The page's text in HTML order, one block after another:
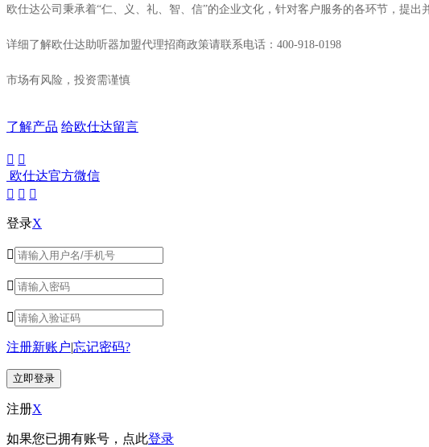
欧仕达公司秉承着“仁、义、礼、智、信”的企业文化，针对客户服务的各环节，提
详细了解欧仕达助听器加盟代理招商政策请联系电话： 400-918-0198
市场有风险，投资需谨慎
了解产品 给欧仕达留言
 
欧仕达官方微信
  
登录X



注册新账户|忘记密码?
注册X
如果您已拥有账号，点此登录